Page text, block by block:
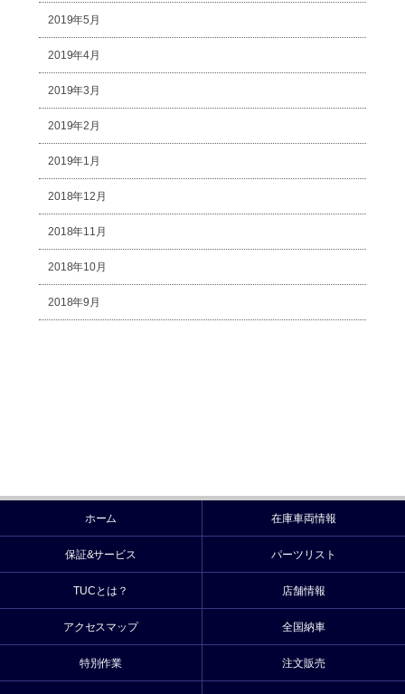
2019年5月
2019年4月
2019年3月
2019年2月
2019年1月
2018年12月
2018年11月
2018年10月
2018年9月
ホーム 在庫車両情報
保証&サービス パーツリスト
TUCとは？ 店舗情報
アクセスマップ 全国納車
特別作業 注文販売